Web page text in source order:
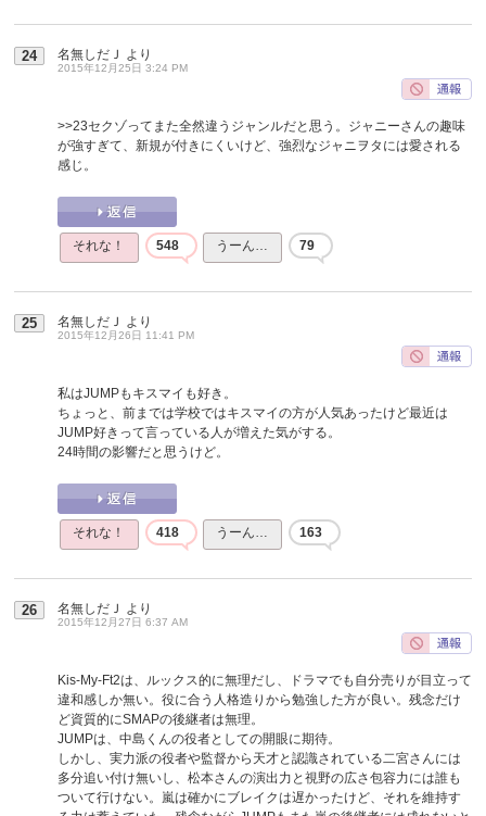
24 名無しだＪ より
2015年12月25日 3:24 PM
>>23セクゾってまた全然違うジャンルだと思う。ジャニーさんの趣味
が強すぎて、新規が付きにくいけど、強烈なジャニヲタには愛される
感じ。
それな！ 548 うーん… 79
25 名無しだＪ より
2015年12月26日 11:41 PM
私はJUMPもキスマイも好き。
ちょっと、前までは学校ではキスマイの方が人気あったけど最近は
JUMP好きって言っている人が増えた気がする。
24時間の影響だと思うけど。
それな！ 418 うーん… 163
26 名無しだＪ より
2015年12月27日 6:37 AM
Kis-My-Ft2は、ルックス的に無理だし、ドラマでも自分売りが目立って
違和感しか無い。役に合う人格造りから勉強した方が良い。残念だけ
ど資質的にSMAPの後継者は無理。
JUMPは、中島くんの役者としての開眼に期待。
しかし、実力派の役者や監督から天才と認識されている二宮さんには
多分追い付け無いし、松本さんの演出力と視野の広さ包容力には誰も
ついて行けない。嵐は確かにブレイクは遅かったけど、それを維持す